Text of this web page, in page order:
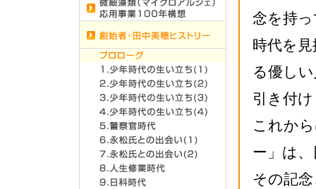
念を持
時代を
る優し
引き付
これか
ー」は
その記